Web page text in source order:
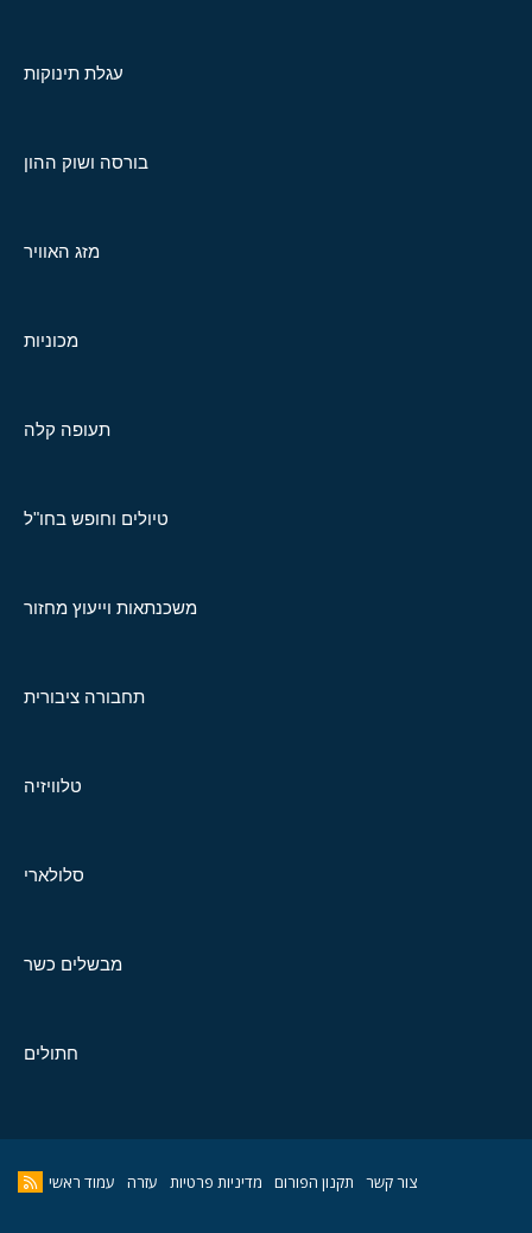
עגלת תינוקות
בורסה ושוק ההון
מזג האוויר
מכוניות
תעופה קלה
טיולים וחופש בחו"ל
משכנתאות וייעוץ מחזור
תחבורה ציבורית
טלוויזיה
סלולארי
מבשלים כשר
חתולים
צור קשר תקנון הפורום מדיניות פרטיות עזרה עמוד ראשי